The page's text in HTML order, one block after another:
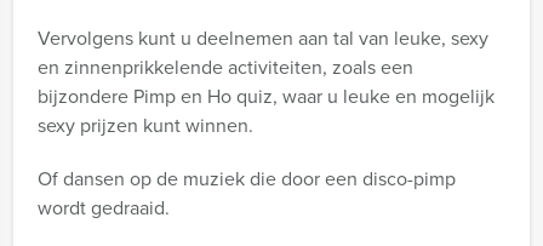
Vervolgens kunt u deelnemen aan tal van leuke, sexy
en zinnenprikkelende activiteiten, zoals een
bijzondere Pimp en Ho quiz, waar u leuke en mogelijk
sexy prijzen kunt winnen.
Of dansen op de muziek die door een disco-pimp
wordt gedraaid.